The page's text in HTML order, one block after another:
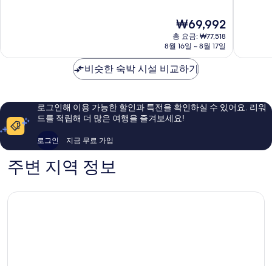
마
훌
이
후
기
현
재
요
₩69,992
₩69,992
총 요금: ₩77,518
8월 16일 ~ 8월 17일
매
요,
이
비슷한 숙박 시설 비교하기
로그인해 이용 가능한 할인과 특전을 확인하실 수 있어요. 리워
드를 적립해 더 많은 여행을 즐겨보세요!
로그인 지금 무료 가입
주변 지역 정보